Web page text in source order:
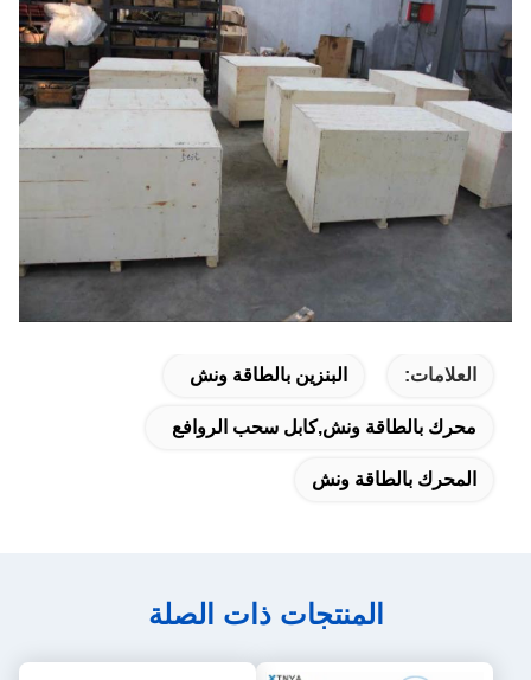
العلامات: البنزين بالطاقة ونش
محرك بالطاقة ونش,كابل سحب الروافع
المحرك بالطاقة ونش
المنتجات ذات الصلة